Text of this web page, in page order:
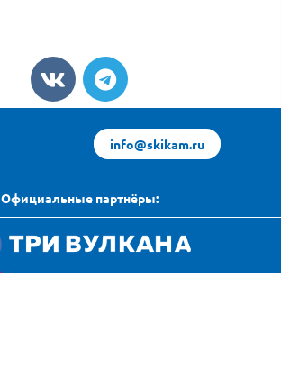
info@skikam.ru
Официальные партнёры: